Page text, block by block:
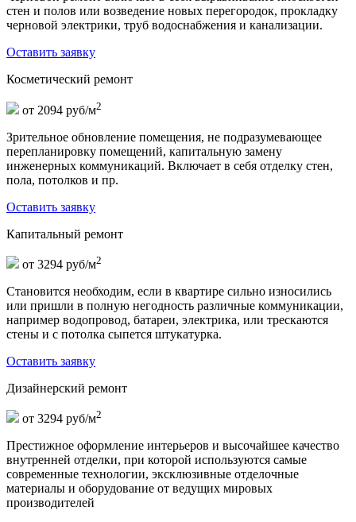
стен и полов или возведение новых перегородок, прокладку
черновой электрики, труб водоснабжения и канализации.
Оставить заявку
Косметический ремонт
от 2094 руб/м2
Зрительное обновление помещения, не подразумевающее
перепланировку помещений, капитальную замену
инженерных коммуникаций. Включает в себя отделку стен,
пола, потолков и пр.
Оставить заявку
Капитальный ремонт
от 3294 руб/м2
Становится необходим, если в квартире сильно износились
или пришли в полную негодность различные коммуникации,
например водопровод, батареи, электрика, или трескаются
стены и с потолка сыпется штукатурка.
Оставить заявку
Дизайнерский ремонт
от 3294 руб/м2
Престижное оформление интерьеров и высочайшее качество
внутренней отделки, при которой используются самые
современные технологии, эксклюзивные отделочные
материалы и оборудование от ведущих мировых
производителей